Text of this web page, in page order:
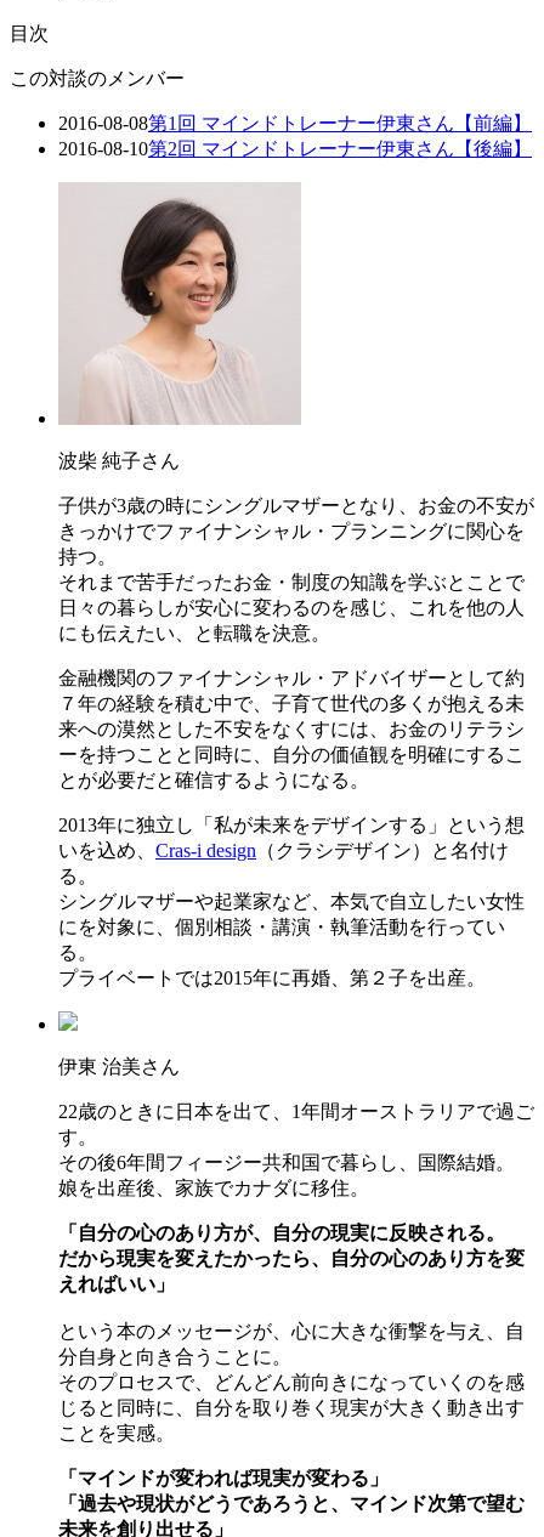
目次
この対談のメンバー
2016-08-08第1回 マインドトレーナー伊東さん【前編】
2016-08-10第2回 マインドトレーナー伊東さん【後編】
波柴 純子さん
子供が3歳の時にシングルマザーとなり、お金の不安が
きっかけでファイナンシャル・プランニングに関心を
持つ。
それまで苦手だったお金・制度の知識を学ぶとことで
日々の暮らしが安心に変わるのを感じ、これを他の人
にも伝えたい、と転職を決意。
金融機関のファイナンシャル・アドバイザーとして約
７年の経験を積む中で、子育て世代の多くが抱える未
来への漠然とした不安をなくすには、お金のリテラシ
ーを持つことと同時に、自分の価値観を明確にするこ
とが必要だと確信するようになる。
2013年に独立し「私が未来をデザインする」という想
いを込め、 Cras-i design （クラシデザイン）と名付け
る。
シングルマザーや起業家など、本気で自立したい女性
にを対象に、個別相談・講演・執筆活動を行ってい
る。
プライベートでは2015年に再婚、第２子を出産。
伊東 治美さん
22歳のときに日本を出て、1年間オーストラリアで過ご
す。
その後6年間フィージー共和国で暮らし、国際結婚。
娘を出産後、家族でカナダに移住。
「自分の心のあり方が、自分の現実に反映される。
だから現実を変えたかったら、自分の心のあり方を変
えればいい」
という本のメッセージが、心に大きな衝撃を与え、自
分自身と向き合うことに。
そのプロセスで、どんどん前向きになっていくのを感
じると同時に、自分を取り巻く現実が大きく動き出す
ことを実感。
「マインドが変われば現実が変わる」
「過去や現状がどうであろうと、マインド次第で望む
未来を創り出せる」